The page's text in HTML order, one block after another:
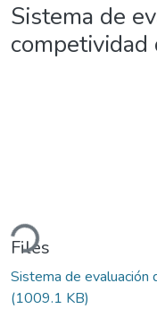
Sistema de
competividad
Files
Sistema de
(1009.1 KB)